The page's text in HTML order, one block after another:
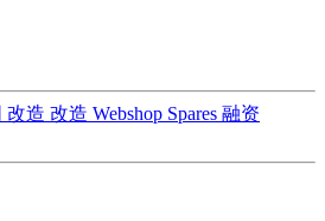
改造 改造 Webshop Spares 融资